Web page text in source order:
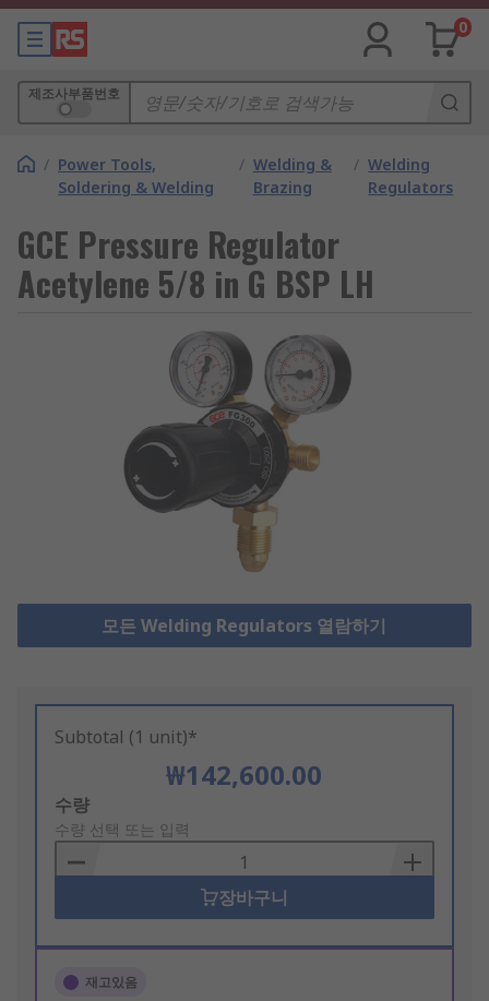
0
제조사부품번호
/ Power Tools,
Soldering & Welding
/ Welding &
Brazing
/ Welding
Regulators
GCE Pressure Regulator
Acetylene 5/8 in G BSP LH
모든 Welding Regulators 열람하기
Subtotal (1 unit)*
₩142,600.00
Add
to
Basket
수량
수량 선택 또는 입력
장바구니
재고있음